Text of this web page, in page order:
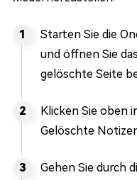
Starten Sie die
und öffnen Sie
gelöschte Seite
Klicken Sie oben
Gelöschte
Gehen Sie durch